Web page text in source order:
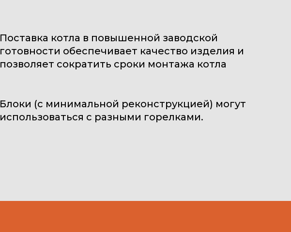
Поставка котла в повышенной заводской
готовности обеспечивает качество изделия и
позволяет сократить сроки монтажа котла
Блоки (с минимальной реконструкцией) могут
использоваться с разными горелками.